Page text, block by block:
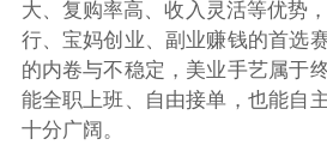
大、复购率高、收入灵活等优势
行、宝妈创业、副业赚钱的首选
的内卷与不稳定，美业手艺属于
能全职上班、自由接单，也能自
十分广阔。